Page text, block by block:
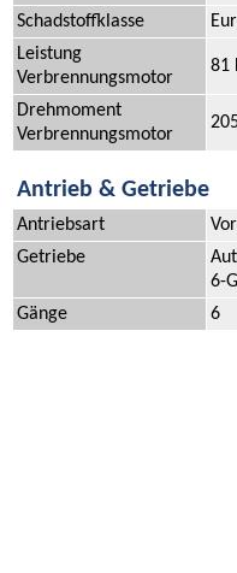
Schadstoffklasse
Leistung
Verbrennungsmotor
81
Drehmoment
Verbrennungsmotor
Antrieb & Getriebe
Antriebsart
Getriebe
6-
Gänge
6